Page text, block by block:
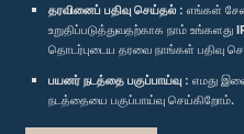
தரவினைப் பதிவு செய்தல் : எங்கள்
உறுதிப்படுத்துவதற்காக நாம் உங்களது
தொடர்புடைய தரவை நாங்கள் பதிவு
பயனர் நடத்தை பகுப்பாய்வு : எமது
நடத்தையை பகுப்பாய்வு செய்கிறோம்.
விருதுகள்
தனியுரிமைக் கொள்கை